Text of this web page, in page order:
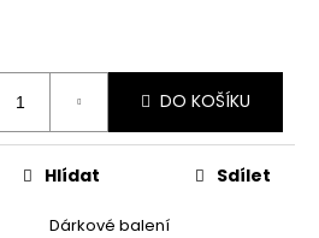
DO KOŠÍKU
Dárkové balení
Hlídat Sdílet